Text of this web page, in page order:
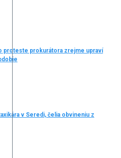
proteste prokurátora zrejme upraví
v Seredi, čelia obvineniu z